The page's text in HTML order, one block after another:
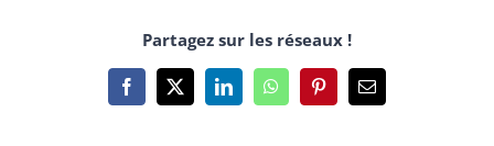
Partagez sur les réseaux !
Facebook
X LinkedInWhatsAppPinterestEmail